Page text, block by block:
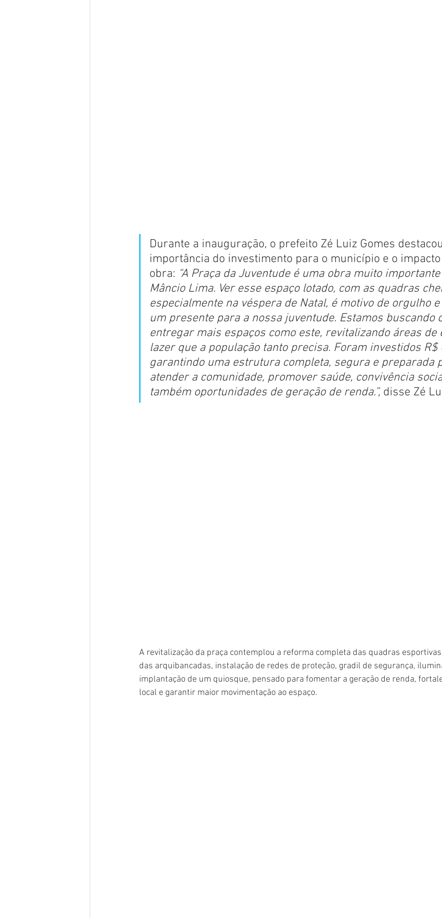
Durante a inauguração, o prefeito Zé Luiz Gomes
importância do investimento para o município e o
obra: “A Praça da Juventude é uma obra muito
Mâncio Lima. Ver esse espaço lotado, com as quadras
especialmente na véspera de Natal, é motivo de orgulho
um presente para a nossa juventude. Estamos buscando
entregar mais espaços como este, revitalizando áreas
lazer que a população tanto precisa. Foram investidos
garantindo uma estrutura completa, segura e preparada
atender a comunidade, promover saúde, convivência
também oportunidades de geração de renda.”, disse Zé
A revitalização da praça contemplou a reforma completa das quadras
das arquibancadas, instalação de redes de proteção, gradil de segurança,
implantação de um quiosque, pensado para fomentar a geração de renda,
local e garantir maior movimentação ao espaço.